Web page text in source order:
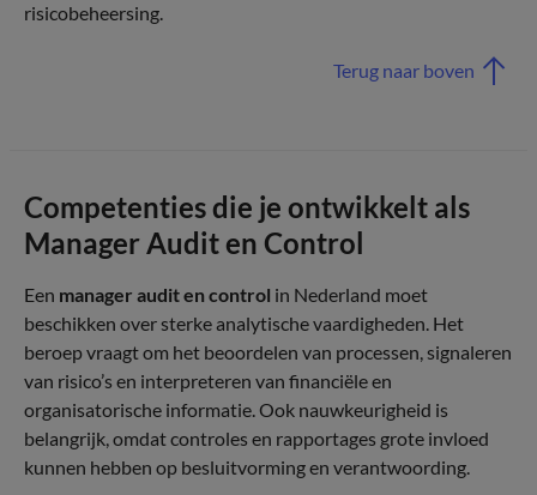
risicobeheersing.
Terug naar boven
Competenties die je ontwikkelt als
Manager Audit en Control
Een manager audit en control in Nederland moet
beschikken over sterke analytische vaardigheden. Het
beroep vraagt om het beoordelen van processen, signaleren
van risico’s en interpreteren van financiële en
organisatorische informatie. Ook nauwkeurigheid is
belangrijk, omdat controles en rapportages grote invloed
kunnen hebben op besluitvorming en verantwoording.